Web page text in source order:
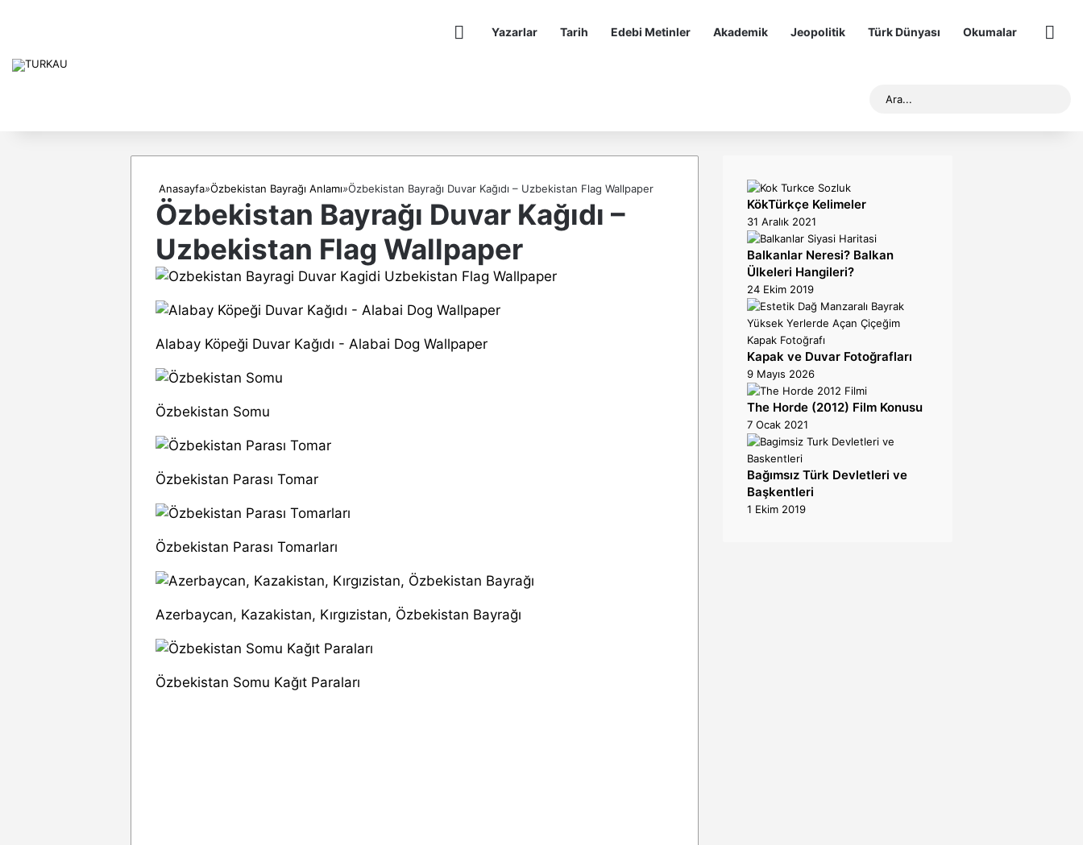
Anasayfa
Yazarlar Tarih Edebi Metinler Akademik Jeopolitik Türk Dünyası Okumalar
Rastgele Makale
Anasayfa»Özbekistan Bayrağı Anlamı»Özbekistan Bayrağı Duvar Kağıdı – Uzbekistan Flag Wallpaper
Özbekistan Bayrağı Duvar Kağıdı –
Uzbekistan Flag Wallpaper
Alabay Köpeği Duvar Kağıdı - Alabai Dog Wallpaper
Özbekistan Somu
Özbekistan Parası Tomar
Özbekistan Parası Tomarları
Azerbaycan, Kazakistan, Kırgızistan, Özbekistan Bayrağı
Özbekistan Somu Kağıt Paraları
KökTürkçe Kelimeler
31 Aralık 2021
Balkanlar Neresi? Balkan
Ülkeleri Hangileri?
24 Ekim 2019
Kapak ve Duvar Fotoğrafları
9 Mayıs 2026
The Horde (2012) Film Konusu
7 Ocak 2021
Bağımsız Türk Devletleri ve
Başkentleri
1 Ekim 2019